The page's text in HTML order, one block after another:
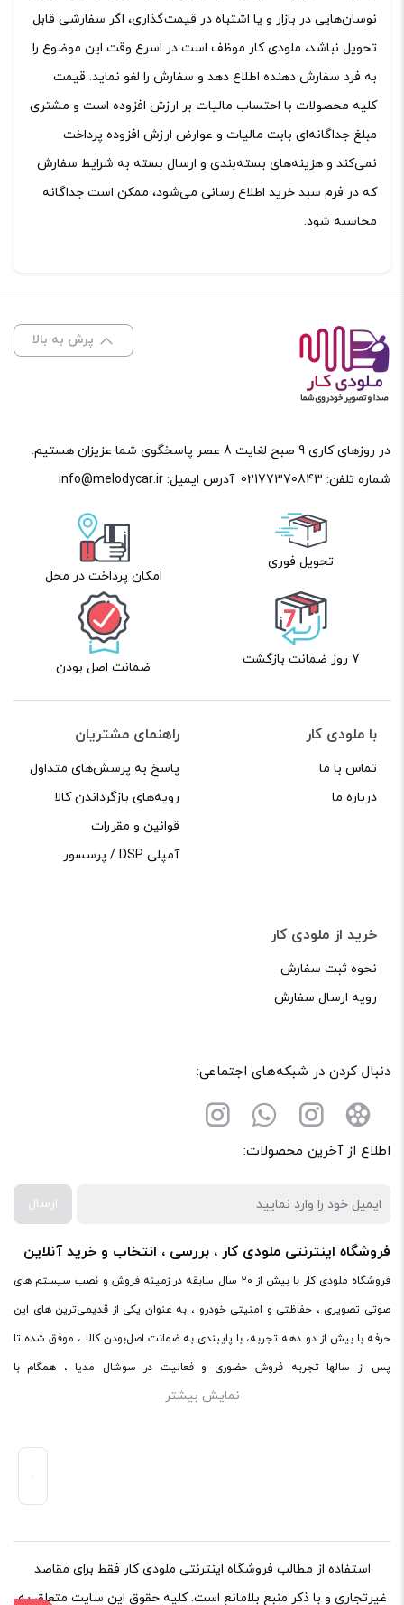
نوسان‌‏هایی در بازار و یا اشتباه در قیمت‌‏گذاری، اگر سفارشی قابل
تحویل نباشد، ملودی کار موظف است در اسرع وقت این موضوع را
به فرد سفارش‌ ‏دهنده اطلاع دهد و سفارش را لغو نماید. قیمت
کلیه محصولات با احتساب مالیات بر ارزش افزوده است و مشتری
مبلغ جداگانه‌‏ای بابت مالیات و عوارض ارزش افزوده پرداخت
نمی‏‌کند و هزینه‏‌های بسته‌بندی و ارسال بسته به شرایط سفارش
که در فرم سبد خرید اطلاع‌ ‏رسانی می‌‏شود، ممکن است جداگانه
محاسبه شود.
پرش به بالا
در روزهای کاری 9 صبح لغایت 8 عصر پاسخگوی شما عزیزان هستیم.
شماره تلفن: 02177370843 آدرس ایمیل: info@melodycar.ir
تحویل فوری
امکان پرداخت در محل
7 روز ضمانت بازگشت ضمانت اصل بودن
با ملودی کار
تماس با ما
درباره ما
راهنمای مشتریان
پاسخ به پرسش‌های متداول
رویه‌های بازگرداندن کالا
قوانین و مقررات
آمپلی DSP / پرسسور
خرید از ملودی کار
نحوه ثبت سفارش
رویه ارسال سفارش
دنبال کردن در شبکه‌های اجتماعی:
اطلاع از آخرین محصولات:
ارسال
فروشگاه اینترنتی ملودی کار ، بررسی ، انتخاب و خرید آنلاین
فروشگاه ملودی کار با بیش از ۲۰ سال سابقه در زمینه فروش و نصب سیستم های
صوتی تصویری ، حفاظتی و امنیتی خودرو ، به عنوان یکی از قدیمی‌ترین های این
حرفه با بیش از دو دهه تجربه، با پایبندی به ضمانت اصل‌بودن کالا ، موفق شده تا
پس از سالها تجربه فروش حضوری و فعالیت در سوشال مدیا ، همگام با
فروشگاه‌های معتبر دنیا اقدام به فروش اینترنتی کند. در سایت ملودی کار ،
اصلی خریداری کنید.ملودی کار با پایبندی به ضمانت اصل‌بودن کالا، موفق شده تا
نمایش بیشتر
استفاده از مطالب فروشگاه اینترنتی ملودی کار فقط برای مقاصد
غیرتجاری و با ذکر منبع بلامانع است. کلیه حقوق این سایت متعلق به